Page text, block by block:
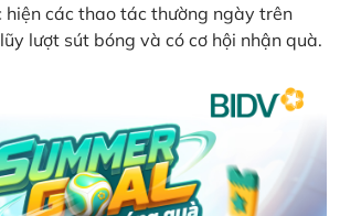
hiện các thao tác thường ngày trên
lượt sút bóng và có cơ hội nhận quà.